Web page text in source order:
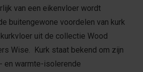
van een eikenvloer wordt
buitengewone voordelen van kurk
uit de collectie Wood
Wise. Kurk staat bekend om zijn
en warmte-isolerende